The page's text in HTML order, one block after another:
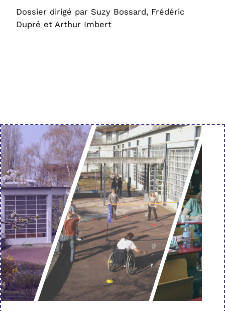
Dossier dirigé par Suzy Bossard, Frédéric
Dupré et Arthur Imbert